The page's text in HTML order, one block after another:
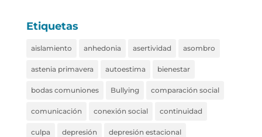
Etiquetas
aislamiento anhedonia asertividad asombro
astenia primavera autoestima bienestar
bodas comuniones Bullying comparación social
comunicación conexión social continuidad
culpa depresión depresión estacional